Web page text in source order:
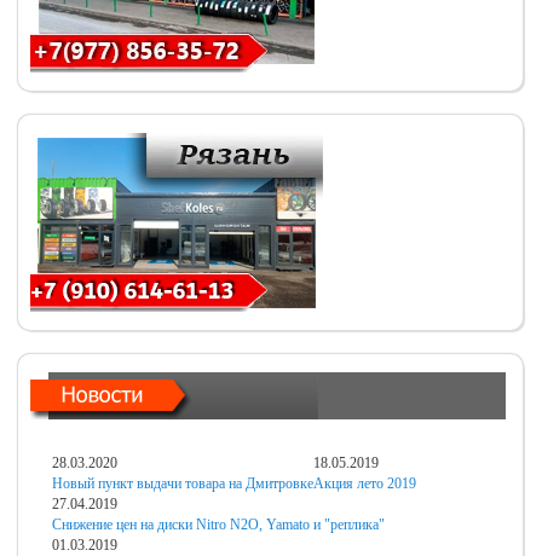
28.03.2020
Новый пункт выдачи товара на Дмитровке
18.05.2019
Акция лето 2019
27.04.2019
Снижение цен на диски Nitro N2O, Yamato и "реплика"
01.03.2019